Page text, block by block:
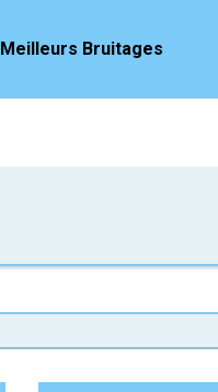
Meilleurs Bruitages